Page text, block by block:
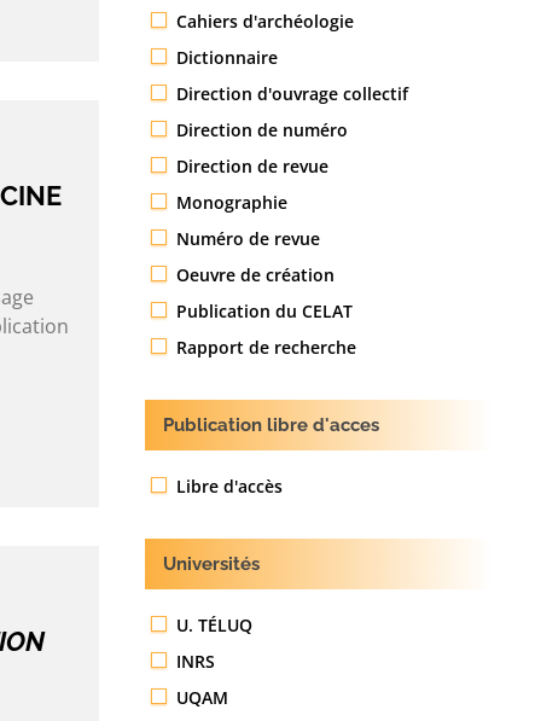
Cahiers d'archéologie
Dictionnaire
Direction d'ouvrage collectif
Direction de numéro
Direction de revue
Monographie
Numéro de revue
Oeuvre de création
Publication du CELAT
Rapport de recherche
Publication libre d'acces
Libre d'accès
Universités
U. TÉLUQ
INRS
UQAM